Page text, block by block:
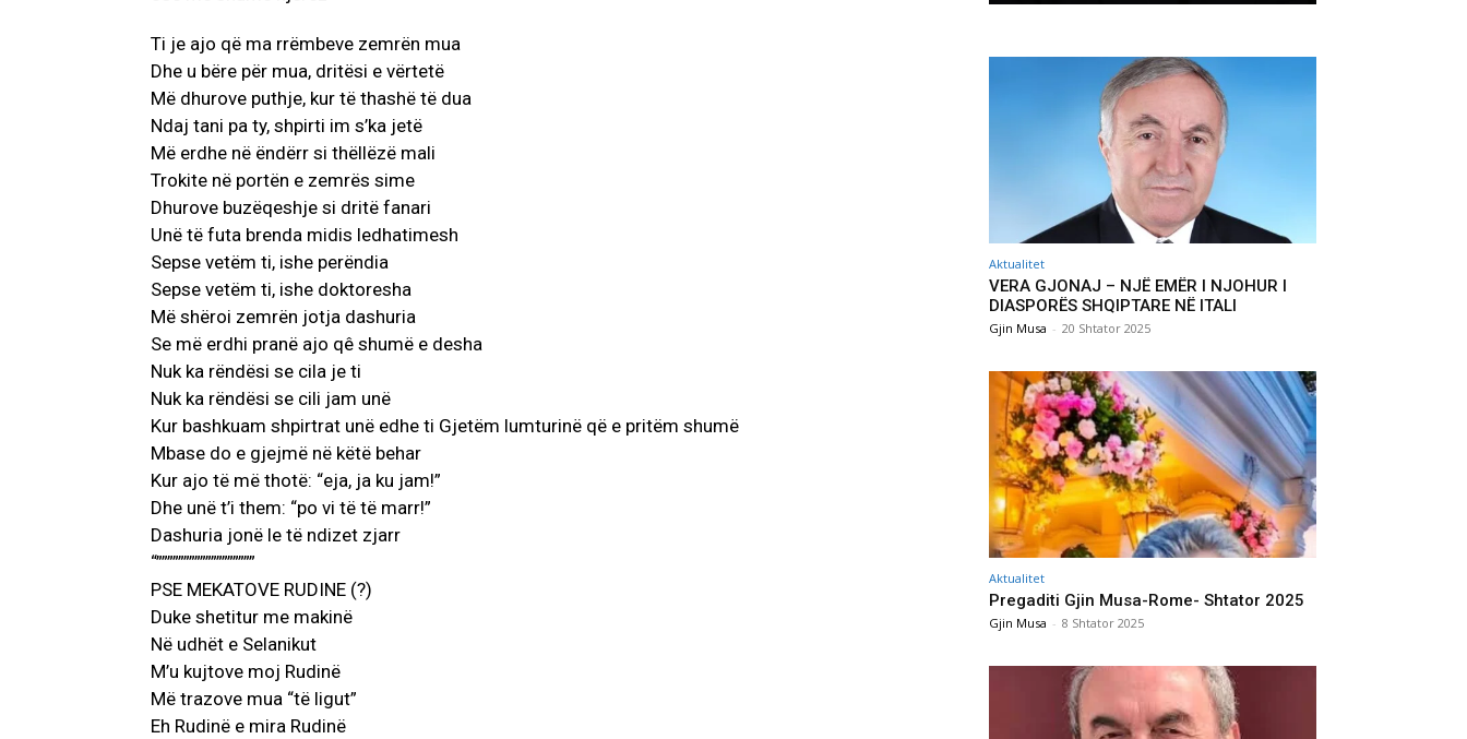
Ti je ajo që ma rrëmbeve zemrën mua
Dhe u bëre për mua, dritësi e vërtetë
Më dhurove puthje, kur të thashë të dua
Ndaj tani pa ty, shpirti im s’ka jetë
Më erdhe në ëndërr si thëllëzë mali
Trokite në portën e zemrës sime
Dhurove buzëqeshje si dritë fanari
Unë të futa brenda midis ledhatimesh
Sepse vetëm ti, ishe perëndia
Sepse vetëm ti, ishe doktoresha
Më shëroi zemrën jotja dashuria
Se më erdhi pranë ajo qê shumë e desha
Nuk ka rëndësi se cila je ti
Nuk ka rëndësi se cili jam unë
Kur bashkuam shpirtrat unë edhe ti Gjetëm lumturinë që e pritëm shumë
Mbase do e gjejmë në këtë behar
Kur ajo të më thotë: “eja, ja ku jam!”
Dhe unë t’i them: “po vi të të marr!”
Dashuria jonë le të ndizet zjarr
“””””””””””””””””””
PSE MEKATOVE RUDINE (?)
Duke shetitur me makinë
Në udhët e Selanikut
M’u kujtove moj Rudinë
Më trazove mua “të ligut”
Eh Rudinë e mira Rudinë
Aktualitet
VERA GJONAJ – NJË EMËR I NJOHUR I
DIASPORËS SHQIPTARE NË ITALI
Gjin Musa - 20 Shtator 2025
Aktualitet
Pregaditi Gjin Musa-Rome- Shtator 2025
Gjin Musa - 8 Shtator 2025